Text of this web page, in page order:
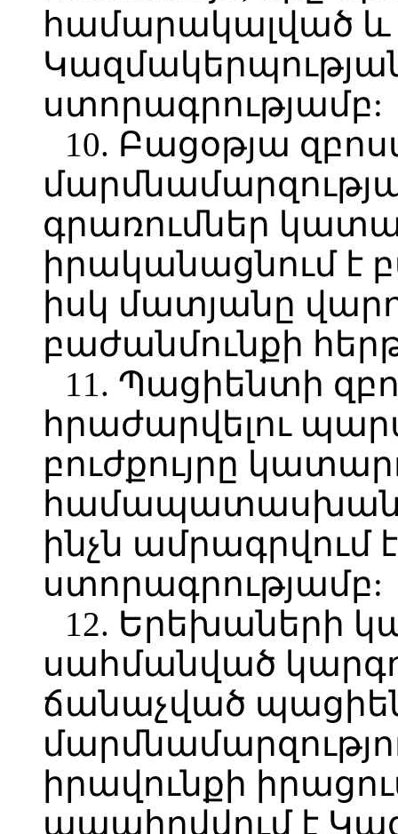
համարակալված
ստորագրությամբ:
10. Բացօթյա
գրառումներ
իրականացնում է
իսկ մատյանը
բաժանմունքի
11. Պացիենտի
հրաժարվելու
բուժքույրը
համապատասխան
ինչն
ստորագրությամբ:
12. Երեխաների
սահմանված
ճանաչված
իրավունքի
ապահովվում է